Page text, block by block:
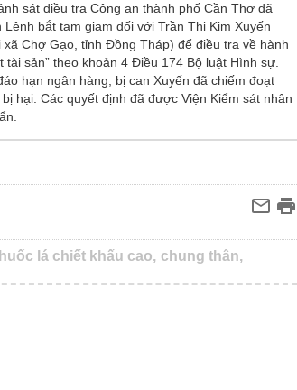
sát điều tra Công an thành phố Cần Thơ đã
bắt tạm giam đối với Trần Thị Kim Xuyến
xã Chợ Gạo, tỉnh Đồng Tháp) để điều tra về hành
tài sản” theo khoản 4 Điều 174 Bộ luật Hình sự.
hạn ngân hàng, bị can Xuyến đã chiếm đoạt
hại. Các quyết định đã được Viện Kiểm sát nhân
lá chiết khấu cao, chung thân,